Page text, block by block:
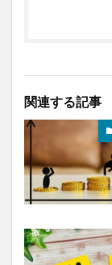
関連する記事